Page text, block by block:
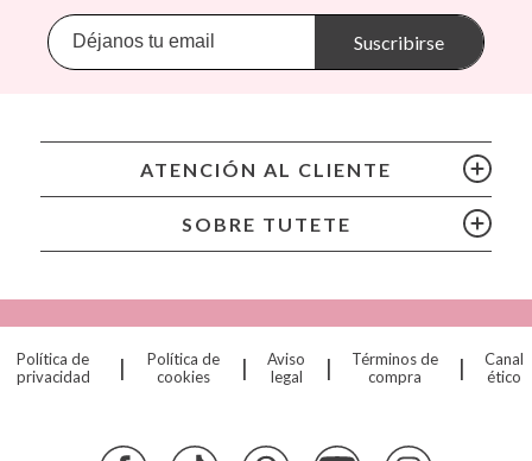
Banwood
BIBS
Cristina de Jos'h
Djeco
Suscribirse
ATENCIÓN AL CLIENTE
SOBRE TUTETE
Política de
privacidad
|
Política de
cookies
|
Aviso
legal
|
Términos de
compra
|
Canal
ético